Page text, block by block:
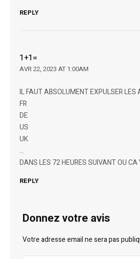
REPLY
1+1=
AVR 22, 2023 AT 1:00AM
IL FAUT ABSOLUMENT EXPULSER
FR
DE
US
UK
…
DANS LES 72 HEURES SUIVANT OU CA
REPLY
Donnez votre avis
Votre adresse email ne sera pas